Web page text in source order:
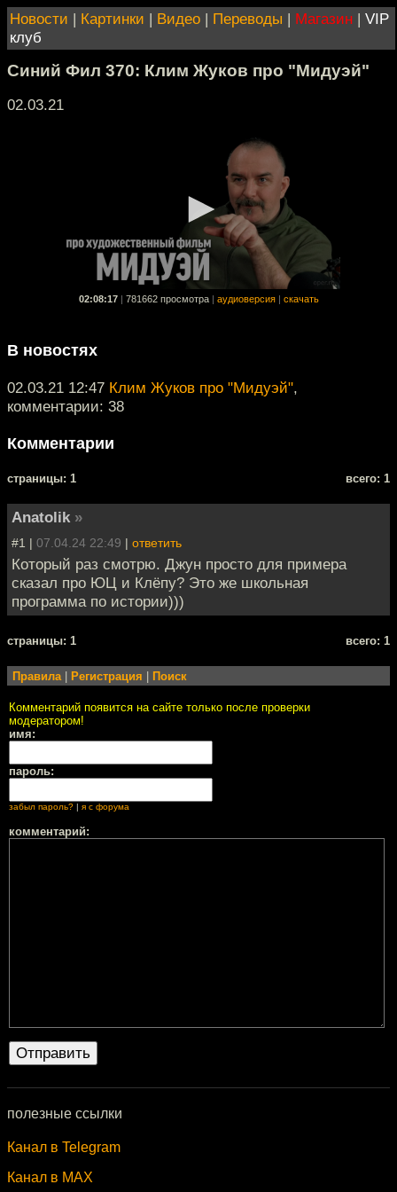
Новости | Картинки | Видео | Переводы | Магазин | VIP
клуб
Синий Фил 370: Клим Жуков про "Мидуэй"
02.03.21
02:08:17 781662 просмотра аудиоверсия скачать
В новостях
02.03.21 12:47 Клим Жуков про "Мидуэй",
комментарии: 38
Комментарии
cтраницы: 1 всего: 1
Anatolik »
#1 | 07.04.24 22:49 | ответить
Который раз смотрю. Джун просто для примера
сказал про ЮЦ и Клёпу? Это же школьная
программа по истории)))
cтраницы: 1 всего: 1
Правила| Регистрация Поиск
Комментарий появится на сайте только после проверки
модератором!
имя:
пароль:
забыл пароль? я с форума
комментарий:
полезные ссылки
Канал в Telegram
Канал в MAX